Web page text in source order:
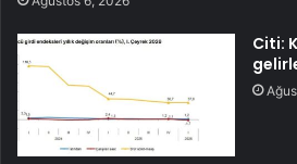
Citi: